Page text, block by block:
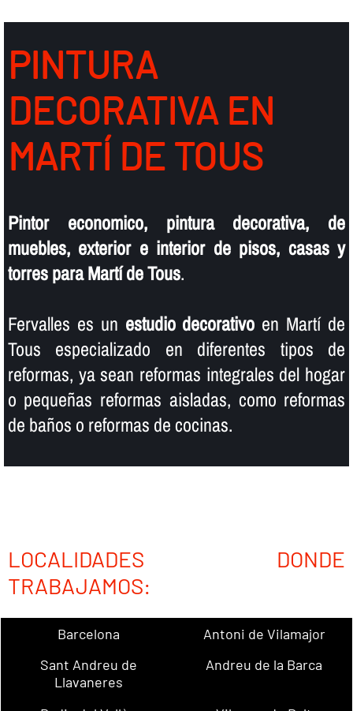
PINTURA
DECORATIVA EN
MARTÍ DE TOUS
Pintor economico, pintura decorativa, de
muebles, exterior e interior de pisos, casas y
torres para Martí de Tous.
Fervalles es un estudio decorativo en Martí de
Tous especializado en diferentes tipos de
reformas, ya sean reformas integrales del hogar
o pequeñas reformas aisladas, como reformas
de baños o reformas de cocinas.
LOCALIDADES DONDE
TRABAJAMOS:
Barcelona
Antoni de Vilamajor
Sant Andreu de
Llavaneres
Andreu de la Barca